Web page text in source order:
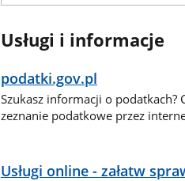
Usługi i informacje
podatki.gov.pl
Szukasz informacji o podatkach?
zeznanie podatkowe przez
Usługi online - załatw